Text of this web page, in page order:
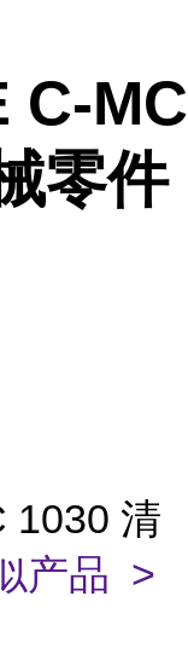
C-MC
零件
1030 清
产品 >